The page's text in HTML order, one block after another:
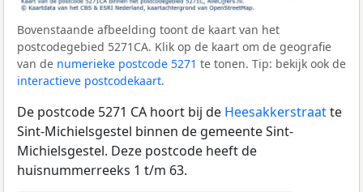
Bovenstaande afbeelding toont de kaart van het
postcodegebied 5271CA. Klik op de kaart om de geografie
van de numerieke postcode 5271 te tonen. Tip: bekijk ook de
interactieve postcodekaart.
De postcode 5271 CA hoort bij de Heesakkerstraatte
Sint-Michielsgestel binnen de gemeente Sint-
Michielsgestel. Deze postcode heeft de
huisnummerreeks 1 t/m 63.